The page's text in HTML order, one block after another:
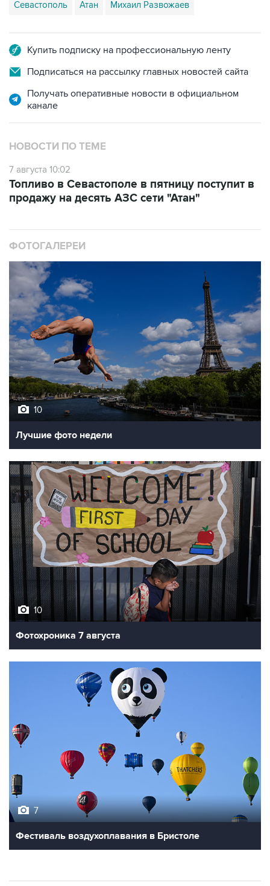
Севастополь Атан Михаил Развожаев
Купить подписку на профессиональную ленту
Подписаться на рассылку главных новостей сайта
Получать оперативные новости в официальном
канале
НОВОСТИ ПО ТЕМЕ
7 августа 10:02
Топливо в Севастополе в пятницу поступит в
продажу на десять АЗС сети "Атан"
ФОТОГАЛЕРЕИ
10
Лучшие фото недели
10
Фотохроника 7 августа
7
Фестиваль воздухоплавания в Бристоле